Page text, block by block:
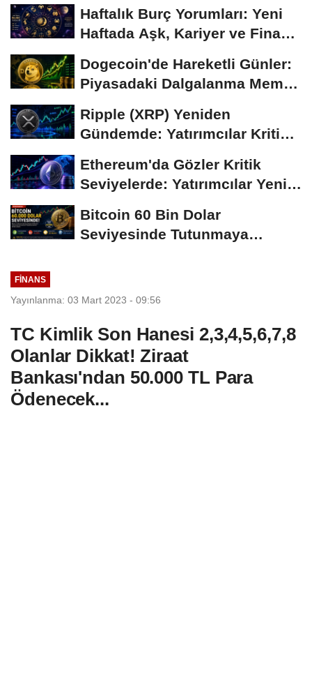
Haftalık Burç Yorumları: Yeni
Haftada Aşk, Kariyer ve Finans
Dogecoin'de Hareketli Günler:
Piyasadaki Dalgalanma Meme
Ripple (XRP) Yeniden
Gündemde: Yatırımcılar Kritik
Ethereum'da Gözler Kritik
Seviyelerde: Yatırımcılar Yeni
Bitcoin 60 Bin Dolar
Seviyesinde Tutunmaya
FINANS
Yayınlanma: 03 Mart 2023 - 09:56
TC Kimlik Son Hanesi 2,3,4,5,6,7,8
Olanlar Dikkat! Ziraat
Bankası'ndan 50.000 TL Para
Ödenecek...